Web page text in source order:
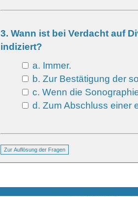
3. Wann ist bei Verdacht auf
indiziert?
a. Immer.
b. Zur Bestätigung der
c. Wenn die
d. Zum Abschluss einer